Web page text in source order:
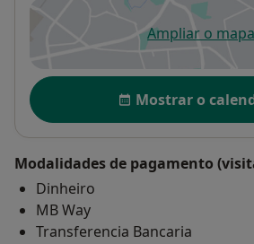
Ampliar o mapa
abre
Disponibilidade
Mostrar o
Modalidades de pagamento
Dinheiro
MB Way
Transferencia Bancaria